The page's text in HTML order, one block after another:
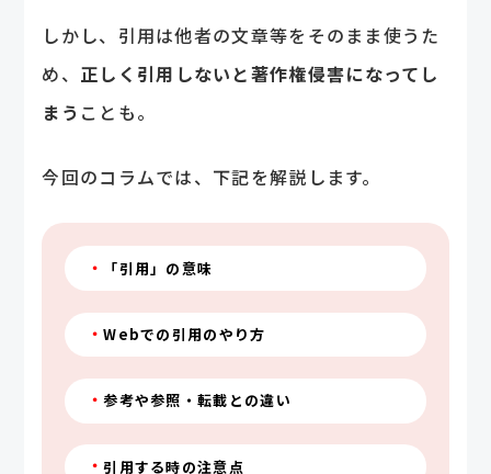
しかし、引用は他者の文章等をそのまま使うた
め、 正しく引用しないと著作権侵害になってし
まう ことも。
今回のコラムでは、下記を解説します。
「引用」の意味
Webでの引用のやり方
参考や参照・転載との違い
引用する時の注意点